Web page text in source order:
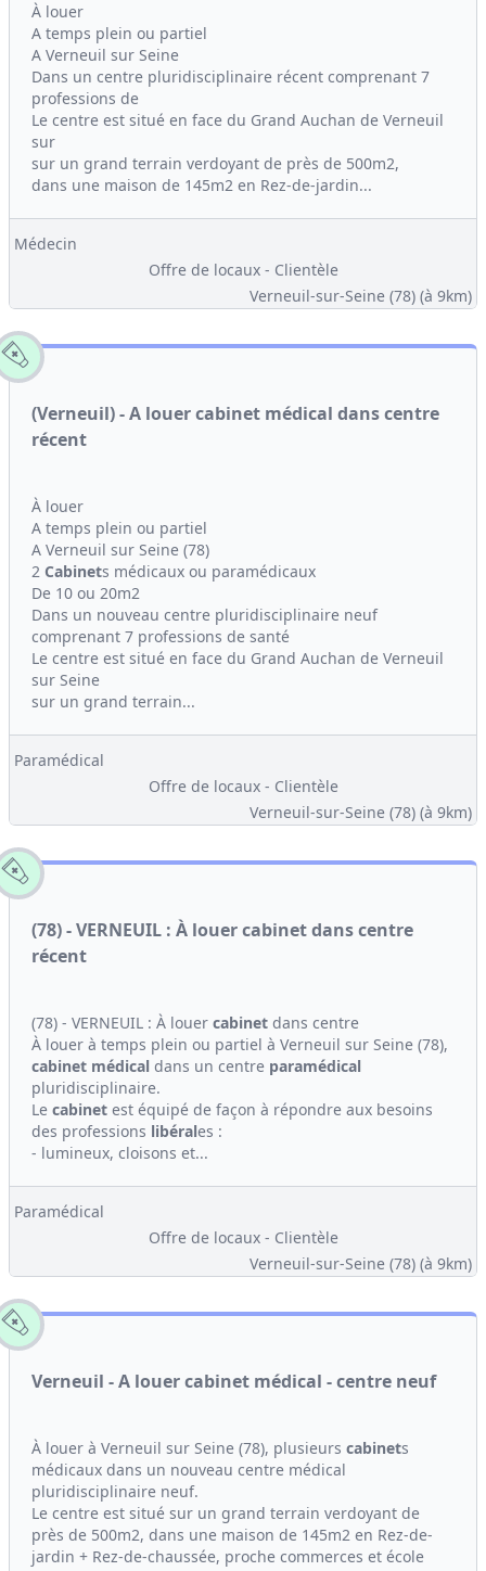
À louer
A temps plein ou partiel
A Verneuil sur Seine
Dans un centre pluridisciplinaire récent comprenant 7
professions de
Le centre est situé en face du Grand Auchan de Verneuil
sur
sur un grand terrain verdoyant de près de 500m2,
dans une maison de 145m2 en Rez-de-jardin...
Médecin
Offre de locaux - Clientèle
Verneuil-sur-Seine (78) (à 9km)
(Verneuil) - A louer cabinet médical dans centre
récent
À louer
A temps plein ou partiel
A Verneuil sur Seine (78)
2 Cabinets médicaux ou paramédicaux
De 10 ou 20m2
Dans un nouveau centre pluridisciplinaire neuf
comprenant 7 professions de santé
Le centre est situé en face du Grand Auchan de Verneuil
sur Seine
sur un grand terrain...
Paramédical
Offre de locaux - Clientèle
Verneuil-sur-Seine (78) (à 9km)
(78) - VERNEUIL : À louer cabinet dans centre
récent
(78) - VERNEUIL : À louer cabinet dans centre
À louer à temps plein ou partiel à Verneuil sur Seine (78),
cabinet médical dans un centre paramédical
pluridisciplinaire.
Le cabinet est équipé de façon à répondre aux besoins
des professions libérales :
- lumineux, cloisons et...
Paramédical
Offre de locaux - Clientèle
Verneuil-sur-Seine (78) (à 9km)
Verneuil - A louer cabinet médical - centre neuf
À louer à Verneuil sur Seine (78), plusieurs cabinets
médicaux dans un nouveau centre médical
pluridisciplinaire neuf.
Le centre est situé sur un grand terrain verdoyant de
près de 500m2, dans une maison de 145m2 en Rez-de-
jardin + Rez-de-chaussée, proche commerces et école